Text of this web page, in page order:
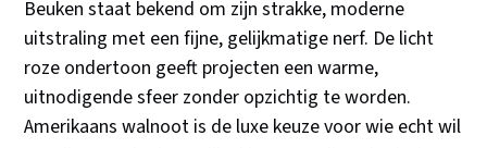
Beuken staat bekend om zijn strakke, moderne
uitstraling met een fijne, gelijkmatige nerf. De licht
roze ondertoon geeft projecten een warme,
uitnodigende sfeer zonder opzichtig te worden.
Amerikaans walnoot is de luxe keuze voor wie echt wil